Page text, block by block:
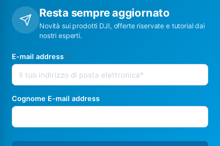
Resta sempre aggiornato
Novità sui prodotti DJI, offerte riservate e tutorial dai
nostri esperti.
E-mail address *
Cognome E-mail address